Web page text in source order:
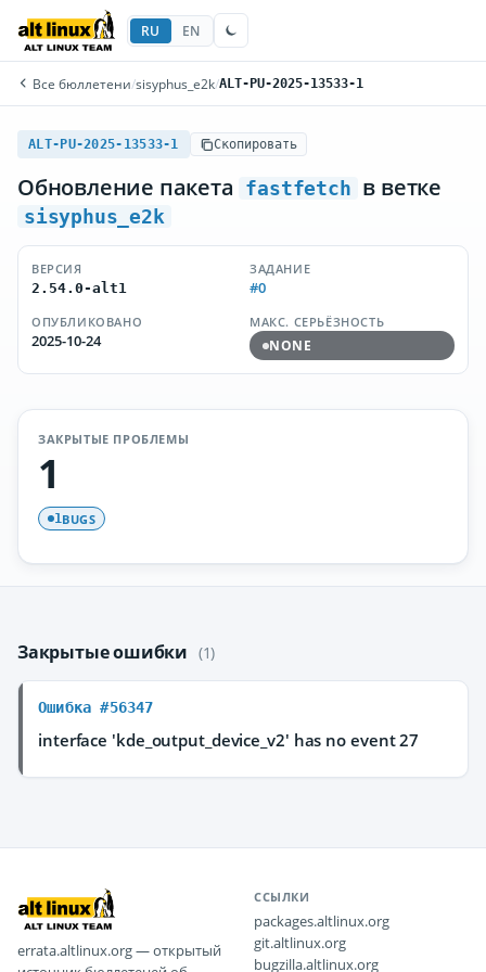
RU EN
Все бюллетени/sisyphus_e2k/ALT-PU-2025-13533-1
ALT-PU-2025-13533-1 Скопировать
Обновление пакета fastfetch в ветке
sisyphus_e2k
ВЕРСИЯ
2.54.0-alt1
ЗАДАНИЕ
#0
ОПУБЛИКОВАНО
2025-10-24
МАКС. СЕРЬЁЗНОСТЬ
NONE
ЗАКРЫТЫЕ ПРОБЛЕМЫ
1
1BUGS
Закрытые ошибки (1)
Ошибка #56347
interface 'kde_output_device_v2' has no event 27
errata.altlinux.org — открытый
ССЫЛКИ
packages.altlinux.org
git.altlinux.org
bugzilla.altlinux.org